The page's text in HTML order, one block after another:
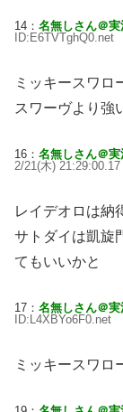
14： 名無しさん＠
ID:E6TVTghQ0.net
ミッキースワロ
スワーヴより強
16： 名無しさん＠
2/21(木)
レイデオロは納
サトダイは凱旋
てもいいかと
17： 名無しさん＠
ID:L4XBYo6F0.net
ミッキースワロ